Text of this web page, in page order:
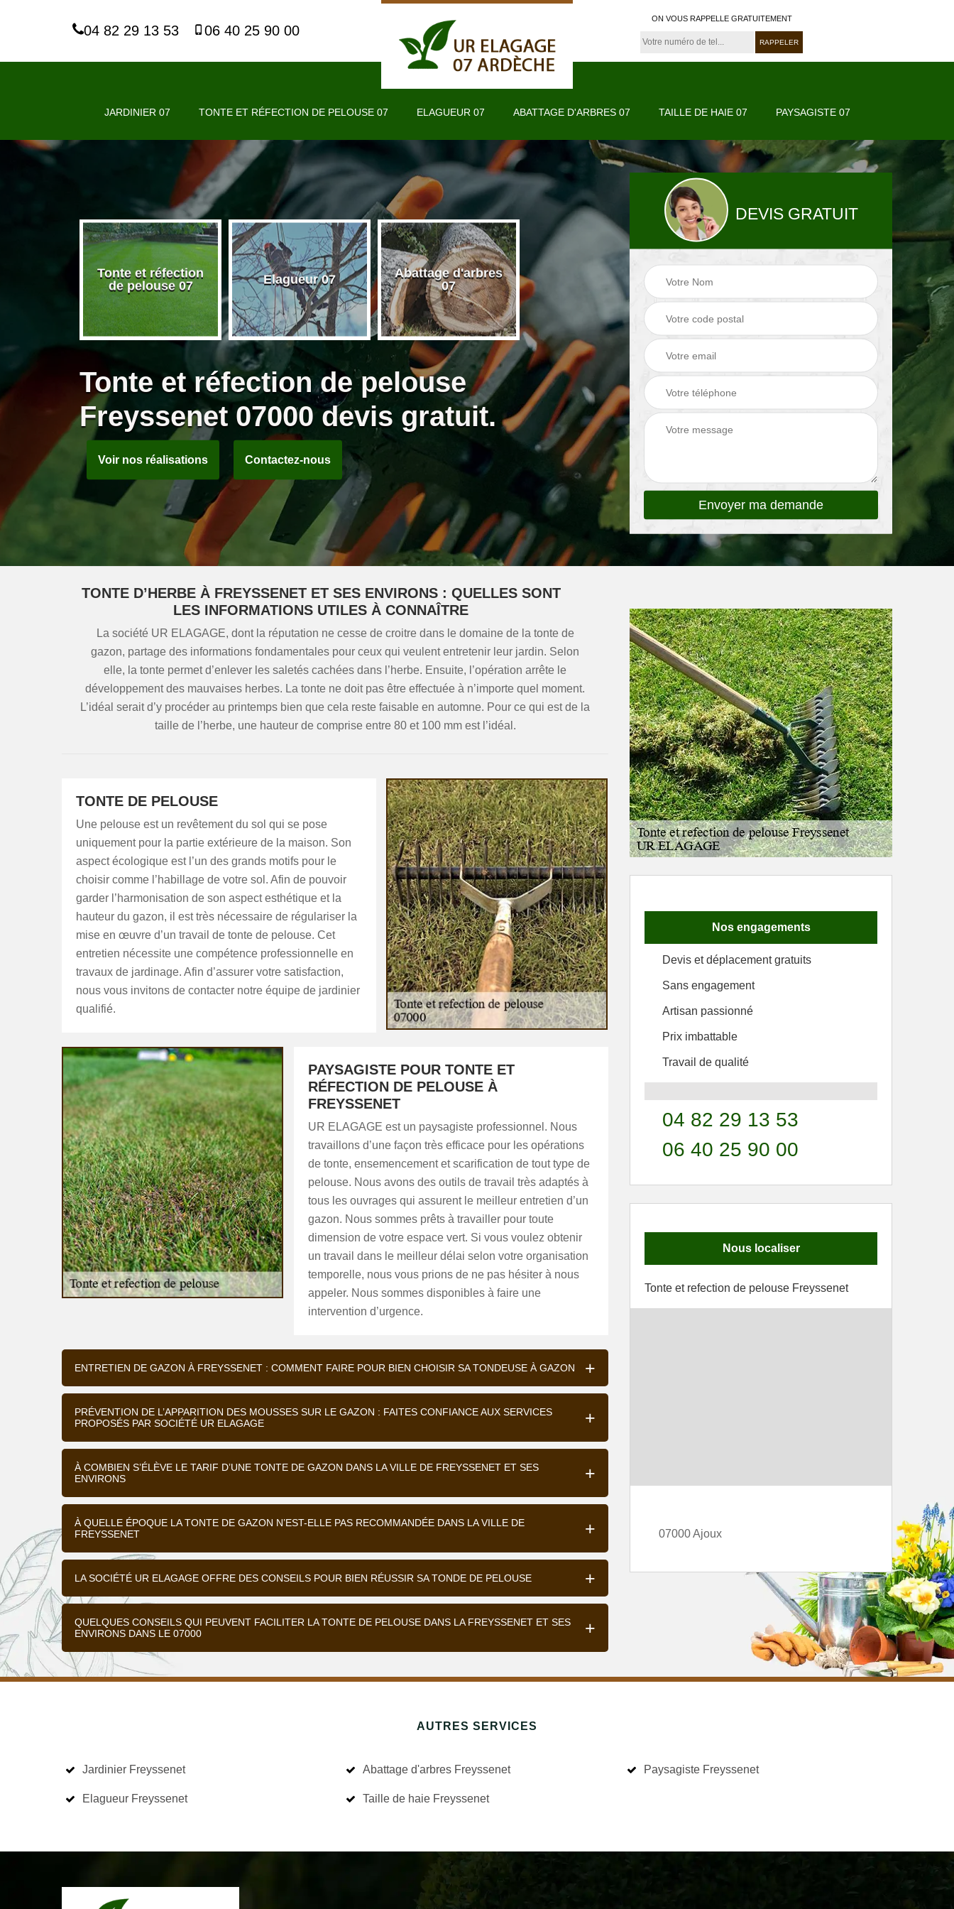
04 82 29 13 53 06 40 25 90 00
ON VOUS RAPPELLE GRATUITEMENT
JARDINIER 07 TONTE ET RÉFECTION DE PELOUSE 07 ELAGUEUR 07 ABATTAGE D'ARBRES 07 TAILLE DE HAIE 07 PAYSAGISTE 07
Tonte et réfection
de pelouse 07
Elagueur 07
Abattage d'arbres
07
Taille de haie 07 Paysagiste 07 Jardinier 07
Tonte et réfection de pelouse
Freyssenet 07000 devis gratuit.
Voir nos réalisations Contactez-nous
DEVIS GRATUIT
TONTE D’HERBE À FREYSSENET ET SES ENVIRONS : QUELLES SONT
LES INFORMATIONS UTILES À CONNAÎTRE
La société UR ELAGAGE, dont la réputation ne cesse de croitre dans le domaine de la tonte de
gazon, partage des informations fondamentales pour ceux qui veulent entretenir leur jardin. Selon
elle, la tonte permet d’enlever les saletés cachées dans l’herbe. Ensuite, l’opération arrête le
développement des mauvaises herbes. La tonte ne doit pas être effectuée à n’importe quel moment.
L’idéal serait d’y procéder au printemps bien que cela reste faisable en automne. Pour ce qui est de la
taille de l’herbe, une hauteur de comprise entre 80 et 100 mm est l’idéal.
TONTE DE PELOUSE
Une pelouse est un revêtement du sol qui se pose
uniquement pour la partie extérieure de la maison. Son
aspect écologique est l’un des grands motifs pour le
choisir comme l’habillage de votre sol. Afin de pouvoir
garder l’harmonisation de son aspect esthétique et la
hauteur du gazon, il est très nécessaire de régulariser la
mise en œuvre d’un travail de tonte de pelouse. Cet
entretien nécessite une compétence professionnelle en
travaux de jardinage. Afin d’assurer votre satisfaction,
nous vous invitons de contacter notre équipe de jardinier
qualifié.
PAYSAGISTE POUR TONTE ET
RÉFECTION DE PELOUSE À
FREYSSENET
UR ELAGAGE est un paysagiste professionnel. Nous
travaillons d’une façon très efficace pour les opérations
de tonte, ensemencement et scarification de tout type de
pelouse. Nous avons des outils de travail très adaptés à
tous les ouvrages qui assurent le meilleur entretien d’un
gazon. Nous sommes prêts à travailler pour toute
dimension de votre espace vert. Si vous voulez obtenir
un travail dans le meilleur délai selon votre organisation
temporelle, nous vous prions de ne pas hésiter à nous
appeler. Nous sommes disponibles à faire une
intervention d’urgence.
ENTRETIEN DE GAZON À FREYSSENET : COMMENT FAIRE POUR BIEN CHOISIR SA TONDEUSE À GAZON
PRÉVENTION DE L’APPARITION DES MOUSSES SUR LE GAZON : FAITES CONFIANCE AUX SERVICES
PROPOSÉS PAR SOCIÉTÉ UR ELAGAGE
À COMBIEN S’ÉLÈVE LE TARIF D’UNE TONTE DE GAZON DANS LA VILLE DE FREYSSENET ET SES
ENVIRONS
À QUELLE ÉPOQUE LA TONTE DE GAZON N’EST-ELLE PAS RECOMMANDÉE DANS LA VILLE DE
FREYSSENET
LA SOCIÉTÉ UR ELAGAGE OFFRE DES CONSEILS POUR BIEN RÉUSSIR SA TONDE DE PELOUSE
QUELQUES CONSEILS QUI PEUVENT FACILITER LA TONTE DE PELOUSE DANS LA FREYSSENET ET SES
ENVIRONS DANS LE 07000
Nos engagements
Devis et déplacement gratuits
Sans engagement
Artisan passionné
Prix imbattable
Travail de qualité
04 82 29 13 53
06 40 25 90 00
Nous localiser
Tonte et refection de pelouse Freyssenet
07000 Ajoux
AUTRES SERVICES
Jardinier Freyssenet
Elagueur Freyssenet
Abattage d'arbres Freyssenet
Taille de haie Freyssenet
Paysagiste Freyssenet